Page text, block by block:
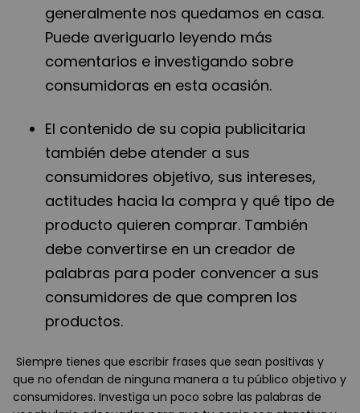
generalmente nos quedamos en casa.
Puede averiguarlo leyendo más
comentarios e investigando sobre
consumidoras en esta ocasión.
El contenido de su copia publicitaria
también debe atender a sus
consumidores objetivo, sus intereses,
actitudes hacia la compra y qué tipo de
producto quieren comprar. También
debe convertirse en un creador de
palabras para poder convencer a sus
consumidores de que compren los
productos.
Siempre tienes que escribir frases que sean positivas y
que no ofendan de ninguna manera a tu público objetivo y
consumidores. Investiga un poco sobre las palabras de